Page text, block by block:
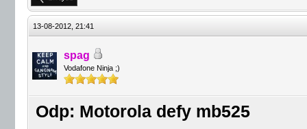
13-08-2012, 21:41
spag
Vodafone Ninja ;)
Odp: Motorola defy mb525